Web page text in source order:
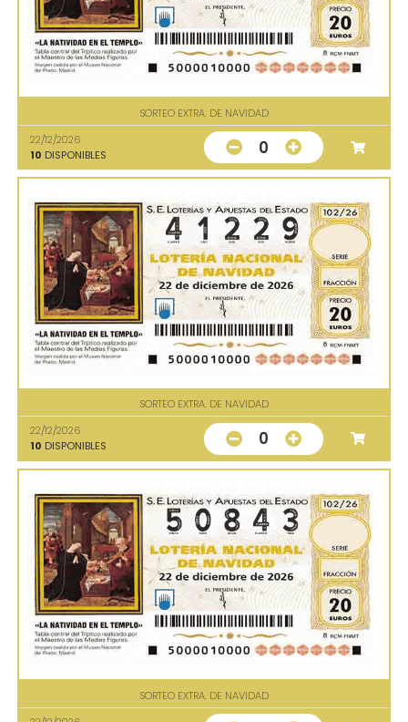
SORTEO EXTRA. DE NAVIDAD
22/12/2026
10 DISPONIBLES 0
SORTEO EXTRA. DE NAVIDAD
22/12/2026
10 DISPONIBLES 0
SORTEO EXTRA. DE NAVIDAD